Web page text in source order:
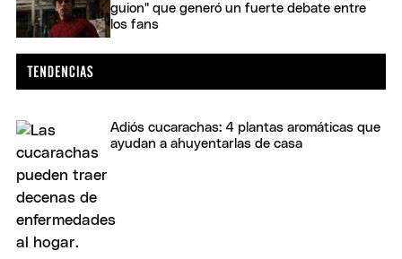
guion" que generó un fuerte debate entre
los fans
Adiós cucarachas: 4 plantas aromáticas que
ayudan a ahuyentarlas de casa